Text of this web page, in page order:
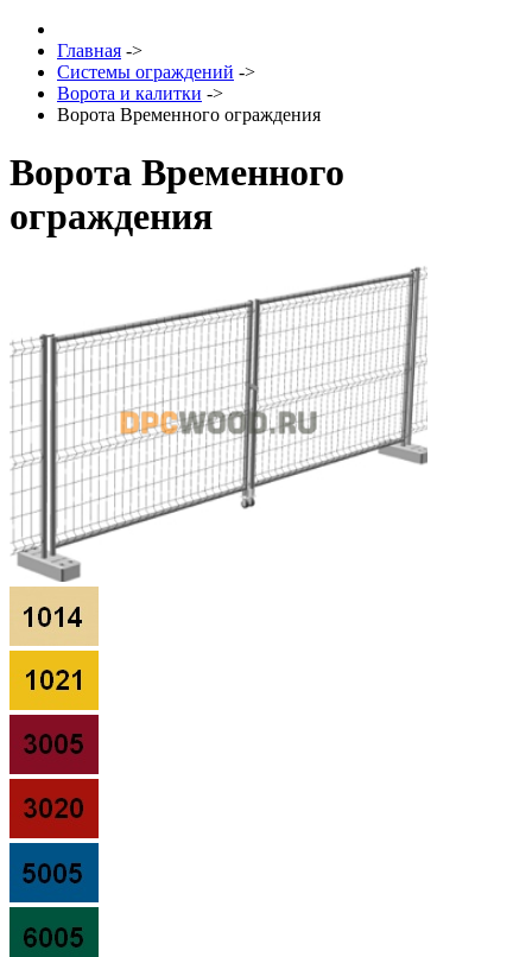
Главная ->
Системы ограждений ->
Ворота и калитки ->
Ворота Временного ограждения
Ворота Временного
ограждения